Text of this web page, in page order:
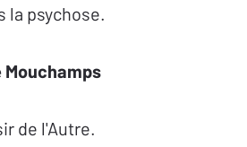
la psychose.
de l'Autre.